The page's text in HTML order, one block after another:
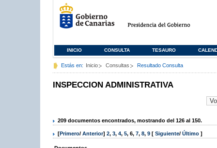
INICIO CONSULTA TESAURO
Estás en: Inicio Consultas Resultado Consulta
INSPECCION ADMINISTRATIVA
209 documentos encontrados, mostrando del 126 al 150.
[Primero/ Anterior] 2, 3, 4, 5, 6, 7, 8, 9 [ Siguiente/ Último ]